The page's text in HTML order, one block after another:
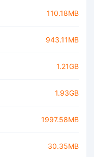
110.18MB
943.11MB
1.21GB
1.93GB
1997.58MB
30.35MB